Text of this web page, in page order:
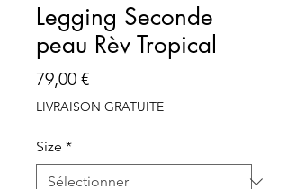
Legging Seconde
peau Rèv Tropical
79,00 €Prix
LIVRAISON GRATUITE
Size *